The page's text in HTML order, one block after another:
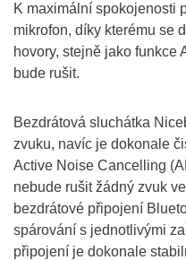
K maximální spokojenosti
mikrofon, díky kterému se
hovory, stejně jako funkce
bude rušit.
Bezdrátová sluchátka
zvuku, navíc je dokonale
Active Noise Cancelling
nebude rušit žádný zvuk
bezdrátové připojení
spárování s jednotlivými
připojení je dokonale